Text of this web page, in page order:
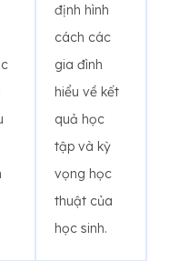
định hình
cách các
gia đình
hiểu về kết
quả học
tập và kỳ
vọng học
thuật của
học sinh.